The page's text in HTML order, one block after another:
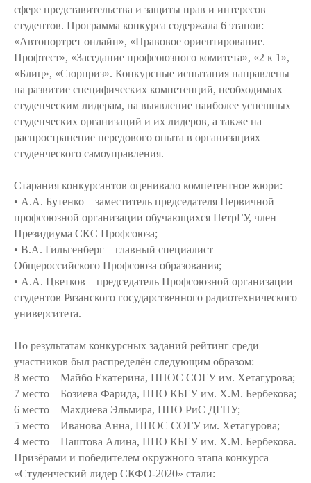
сфере представительства и защиты прав и интересов
студентов. Программа конкурса содержала 6 этапов:
«Автопортрет онлайн», «Правовое ориентирование.
Профтест», «Заседание профсоюзного комитета», «2 к 1»,
«Блиц», «Сюрприз». Конкурсные испытания направлены
на развитие специфических компетенций, необходимых
студенческим лидерам, на выявление наиболее успешных
студенческих организаций и их лидеров, а также на
распространение передового опыта в организациях
студенческого самоуправления.
Старания конкурсантов оценивало компетентное жюри:
• А.А. Бутенко – заместитель председателя Первичной
профсоюзной организации обучающихся ПетрГУ, член
Президиума СКС Профсоюза;
• В.А. Гильгенберг – главный специалист
Общероссийского Профсоюза образования;
• А.А. Цветков – председатель Профсоюзной организации
студентов Рязанского государственного радиотехнического
университета.
По результатам конкурсных заданий рейтинг среди
участников был распределён следующим образом:
8 место – Майбо Екатерина, ППОС СОГУ им. Хетагурова;
7 место – Бозиева Фарида, ППО КБГУ им. Х.М. Бербекова;
6 место – Махдиева Эльмира, ППО РиС ДГПУ;
5 место – Иванова Анна, ППОС СОГУ им. Хетагурова;
4 место – Паштова Алина, ППО КБГУ им. Х.М. Бербекова.
Призёрами и победителем окружного этапа конкурса
«Студенческий лидер СКФО-2020» стали: